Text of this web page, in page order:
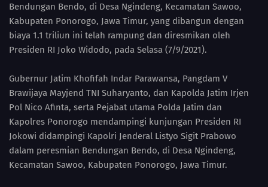
Bendungan Bendo, di Desa Ngindeng, Kecamatan Sawoo,
Kabupaten Ponorogo, Jawa Timur, yang dibangun dengan
biaya 1.1 triliun ini telah rampung dan diresmikan oleh
Presiden RI Joko Widodo, pada Selasa (7/9/2021).
Gubernur Jatim Khofifah Indar Parawansa, Pangdam V
Brawijaya Mayjend TNI Suharyanto, dan Kapolda Jatim Irjen
Pol Nico Afinta, serta Pejabat utama Polda Jatim dan
Kapolres Ponorogo mendampingi kunjungan Presiden RI
Jokowi didampingi Kapolri Jenderal Listyo Sigit Prabowo
dalam peresmian Bendungan Bendo, di Desa Ngindeng,
Kecamatan Sawoo, Kabupaten Ponorogo, Jawa Timur.